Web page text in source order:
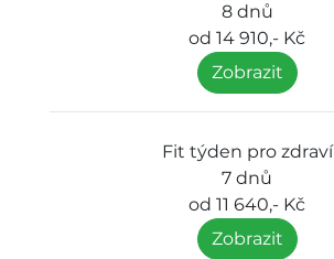
8 dnů
od 14 910,- Kč
Zobrazit
Fit týden pro zdraví
7 dnů
od 11 640,- Kč
Zobrazit